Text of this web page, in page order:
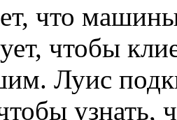
что
чтобы
Луис
узнать,